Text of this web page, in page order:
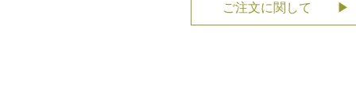
ご注文に関して ▶